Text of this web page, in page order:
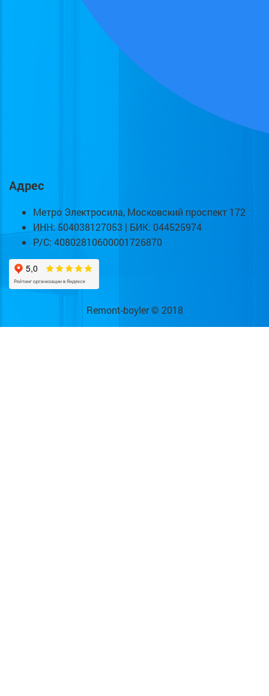
Адрес
Метро Электросила, Московский проспект 172
ИНН: 504038127053 | БИК: 044525974
Р/С: 40802810600001726870
Remont-boyler © 2018